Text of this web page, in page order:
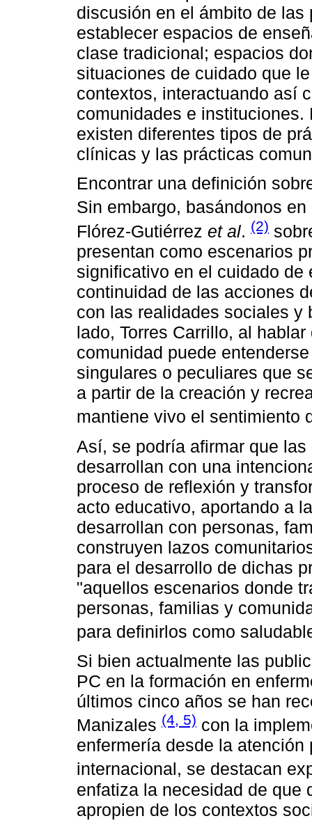
discusión en el ámbito de
establecer espacios de
clase tradicional; espacios
situaciones de cuidado que
contextos, interactuando así
comunidades e
existen diferentes tipos de
clínicas y las prácticas
Encontrar una definición
Sin embargo, basándonos
Flórez-Gutiérrez et al. (2)
presentan como escenarios
significativo en el cuidado
continuidad de las acciones
con las realidades sociales y
lado, Torres Carrillo, al
comunidad puede
singulares o peculiares que
a partir de la creación y
mantiene vivo el sentimiento
Así, se podría afirmar que
desarrollan con una
proceso de reflexión y
acto educativo, aportando a
desarrollan con personas,
construyen lazos
para el desarrollo de dichas
"aquellos escenarios donde
personas, familias y
para definirlos como
Si bien actualmente las
PC en la formación en
últimos cinco años se han
Manizales (4, 5) con la
enfermería desde la
internacional, se destacan
enfatiza la necesidad de que
apropien de los contextos